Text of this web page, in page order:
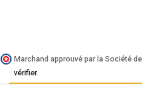
Marchand approuvé par la Société
vérifier.